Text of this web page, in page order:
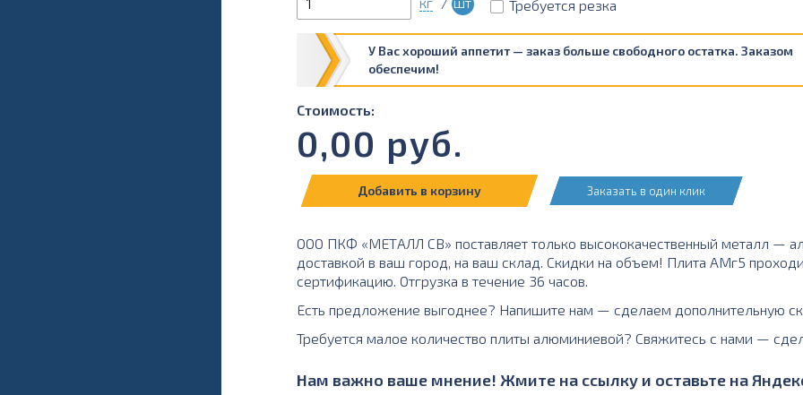
Требуется резка
У Вас хороший аппетит — заказ больше свободного остатка. Заказом
обеспечим!
Стоимость:
0,00 руб.
Добавить в корзину Заказать в один клик
ООО ПКФ «МЕТАЛЛ СВ» поставляет только высококачественный металл —
доставкой в ваш город, на ваш склад. Скидки на объем! Плита АМг5
сертификацию. Отгрузка в течение 36 часов.
Есть предложение выгоднее? Напишите нам — сделаем дополнительную
Требуется малое количество плиты алюминиевой? Свяжитесь с нами —
Нам важно ваше мнение! Жмите на ссылку и оставьте на